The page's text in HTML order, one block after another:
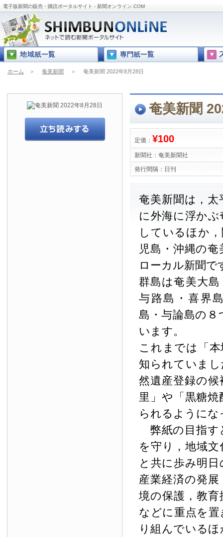
電子版新聞の販売・購読ポータルサイト - 新聞オンライン.COM
ホーム ＞ 奄美新聞 ＞ 奄美新聞 2022年8月28日
奄美新聞
定価： ¥100
新聞社： 奄美新聞社
発行間隔： 日刊
奄美新聞は，
に外海に浮か
しているほか
児島・沖縄の
ローカル新聞で
群島は奄美大
与路島・喜界
島・与論島の
います。
これまでは「
知られていま
然遺産登録の
里」や「黒糖
られるように
弊紙の目指す
を守り，地域
と共に歩み明
産業経済の発
境の保護，教
などに重点を
り組んでいる